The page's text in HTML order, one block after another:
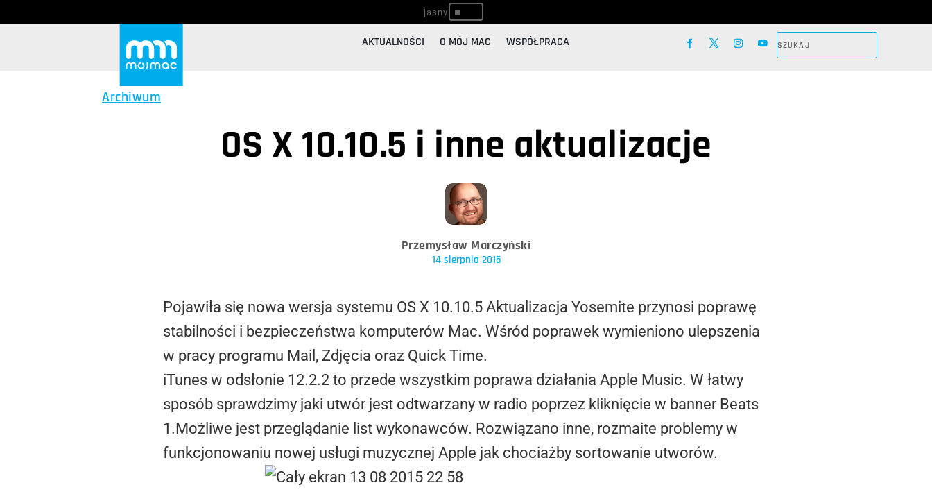
^
AKTUALNOŚCI O MÓJ MAC WSPÓŁPRACA
Archiwum
OS X 10.10.5 i inne aktualizacje
Przemysław Marczyński
14 sierpnia 2015
Pojawiła się nowa wersja systemu OS X 10.10.5 Aktualizacja Yosemite przynosi poprawę
stabilności i bezpieczeństwa komputerów Mac. Wśród poprawek wymieniono ulepszenia
w pracy programu Mail, Zdjęcia oraz Quick Time.
iTunes w odsłonie 12.2.2 to przede wszystkim poprawa działania Apple Music. W łatwy
sposób sprawdzimy jaki utwór jest odtwarzany w radio poprzez kliknięcie w banner Beats
1.Możliwe jest przeglądanie list wykonawców. Rozwiązano inne, rozmaite problemy w
funkcjonowaniu nowej usługi muzycznej Apple jak chociażby sortowanie utworów.